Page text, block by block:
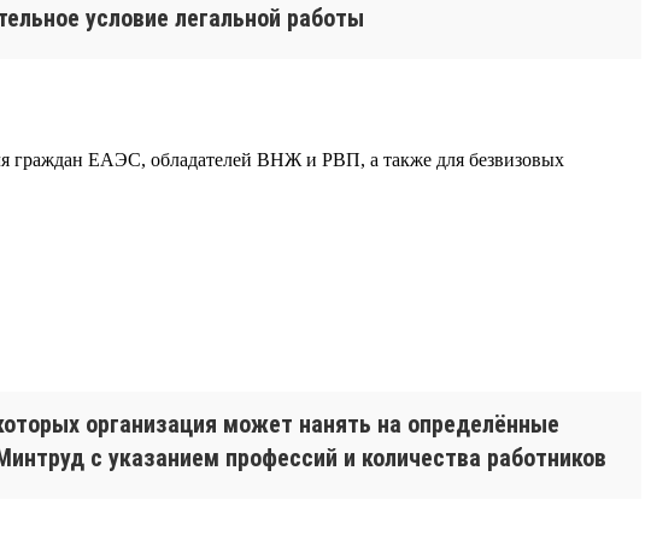
условие легальной работы
граждан ЕАЭС, обладателей ВНЖ и РВП, а также для безвизовых
организация может нанять на определённые
с указанием профессий и количества работников